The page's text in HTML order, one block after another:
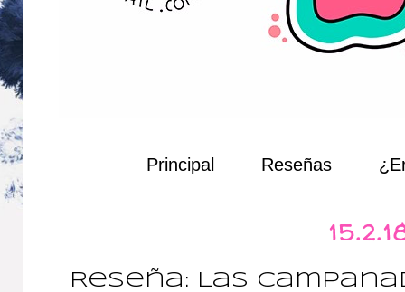
Principal Reseñas
Reseña: Las